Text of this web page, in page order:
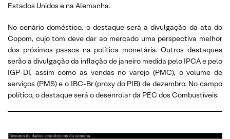
Estados Unidos e na Alemanha.
No cenário doméstico, o destaque será a divulgação da ata do
Copom, cujo tom deve dar ao mercado uma perspectiva melhor
dos próximos passos na política monetária. Outros destaques
serão a divulgação da inflação de janeiro medida pelo IPCA e pelo
IGP-DI, assim como as vendas no varejo (PMC), o volume de
serviços (PMS) e o IBC-Br (proxy do PIB) de dezembro. No campo
político, o destaque será o desenrolar da PEC dos Combustíveis.